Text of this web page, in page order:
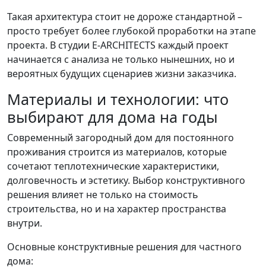
Такая архитектура стоит не дороже стандартной –
просто требует более глубокой проработки на этапе
проекта. В студии E-ARCHITECTS каждый проект
начинается с анализа не только нынешних, но и
вероятных будущих сценариев жизни заказчика.
Материалы и технологии: что
выбирают для дома на годы
Современный загородный дом для постоянного
проживания строится из материалов, которые
сочетают теплотехнические характеристики,
долговечность и эстетику. Выбор конструктивного
решения влияет не только на стоимость
строительства, но и на характер пространства
внутри.
Основные конструктивные решения для частного
дома: